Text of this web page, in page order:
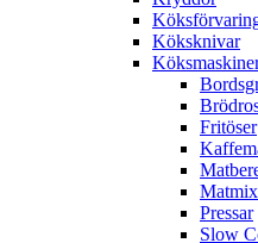
Köksknivar
Fritöser
Pressar
Slow